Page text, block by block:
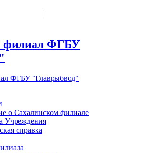
филиал ФГБУ
о Сахалинском филиале
Учреждения
справка